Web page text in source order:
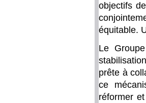
objectifs
équitable.
Le
prête à
ce
réformer